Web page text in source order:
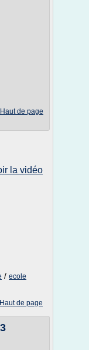
Haut de page
la vidéo
/ ecole
Haut de page